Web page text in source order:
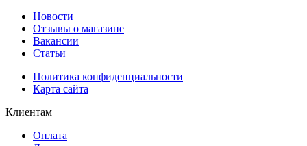
Новости
Отзывы о магазине
Вакансии
Статьи
Политика конфиденциальности
Карта сайта
Клиентам
Оплата